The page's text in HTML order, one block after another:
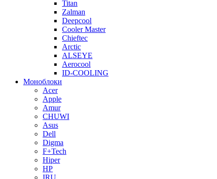
Titan
Zalman
Deepcool
Cooler Master
Chieftec
Arctic
ALSEYE
Aerocool
ID-COOLING
Моноблоки
Acer
Apple
Amur
CHUWI
Asus
Dell
Digma
F+Tech
Hiper
HP